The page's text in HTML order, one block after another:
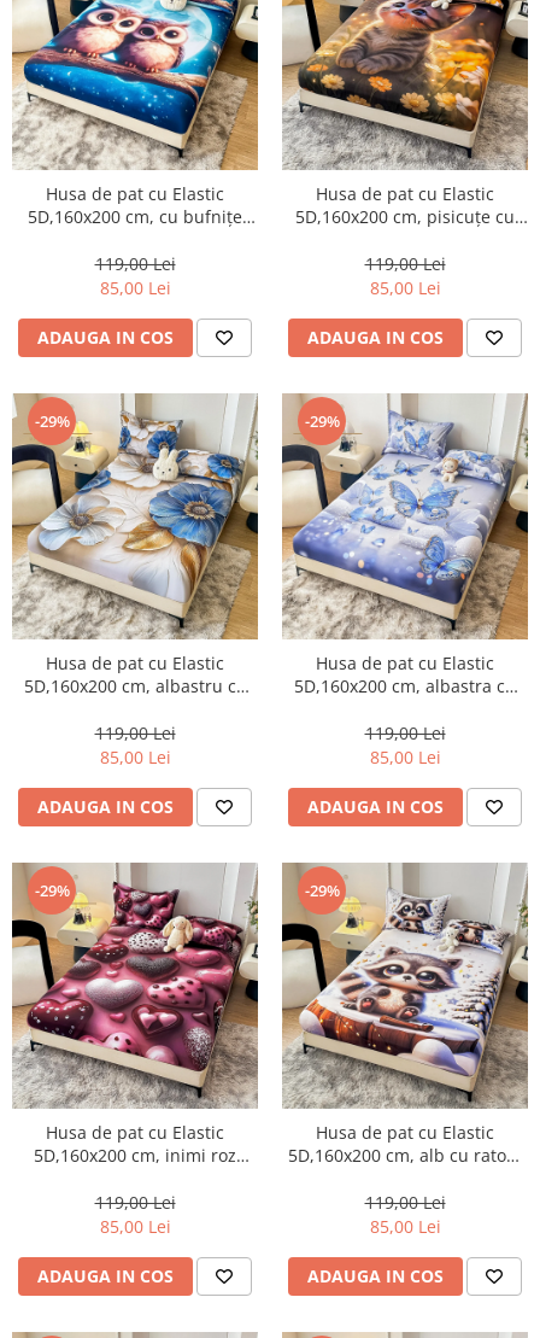
Husa de pat cu Elastic
5D,160x200 cm, cu bufnițe
119,00 Lei
85,00 Lei
ADAUGA IN COS
Husa de pat cu Elastic
5D,160x200 cm, pisicuțe cu
119,00 Lei
85,00 Lei
ADAUGA IN COS
-29%
Husa de pat cu Elastic
5D,160x200 cm, albastru cu
119,00 Lei
85,00 Lei
ADAUGA IN COS
-29%
Husa de pat cu Elastic
5D,160x200 cm, albastra cu
119,00 Lei
85,00 Lei
ADAUGA IN COS
-29%
Husa de pat cu Elastic
5D,160x200 cm, inimi roz
119,00 Lei
85,00 Lei
ADAUGA IN COS
-29%
Husa de pat cu Elastic
5D,160x200 cm, alb cu ratoni
119,00 Lei
85,00 Lei
ADAUGA IN COS